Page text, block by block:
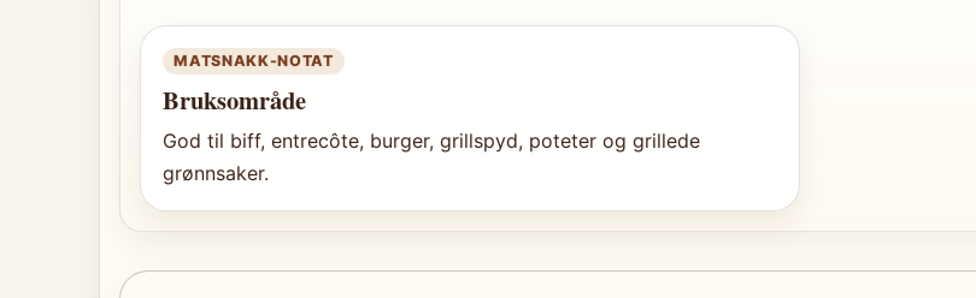
MATSNAKK-NOTAT
Bruksområde
God til biff, entrecôte, burger, grillspyd, poteter og grillede
grønnsaker.